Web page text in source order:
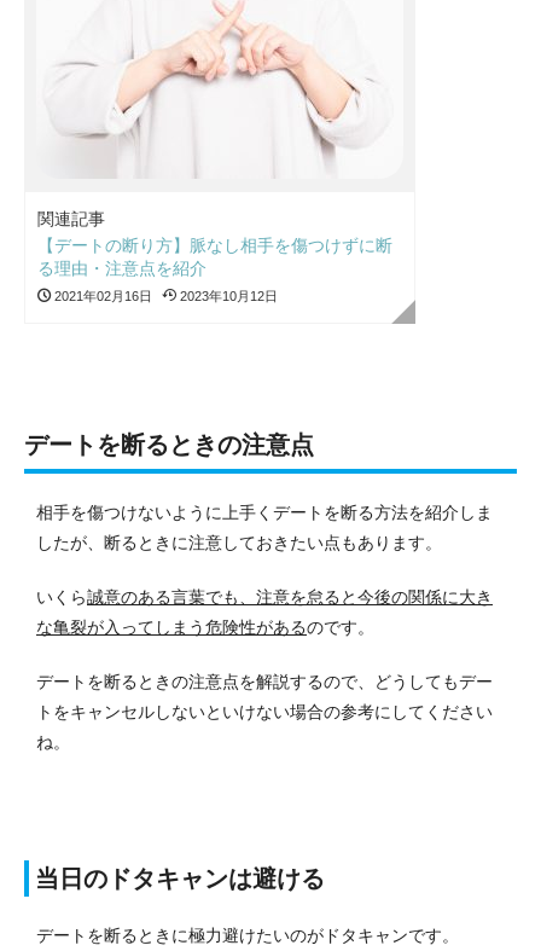
関連記事
【デートの断り方】脈なし相手を傷つけずに断
る理由・注意点を紹介
2021年02月16日 2023年10月12日
デートを断るときの注意点
相手を傷つけないように上手くデートを断る方法を紹介しま
したが、断るときに注意しておきたい点もあります。
いくら誠意のある言葉でも、注意を怠ると今後の関係に大き
な亀裂が入ってしまう危険性があるのです。
デートを断るときの注意点を解説するので、どうしてもデー
トをキャンセルしないといけない場合の参考にしてください
ね。
当日のドタキャンは避ける
デートを断るときに極力避けたいのがドタキャンです。